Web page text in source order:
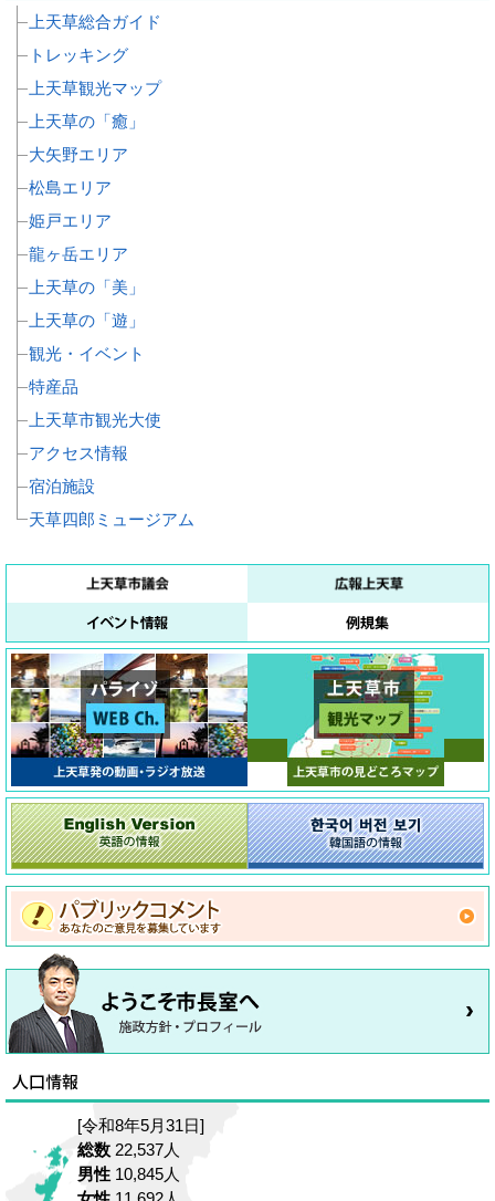
上天草総合ガイド
トレッキング
上天草観光マップ
上天草の「癒」
大矢野エリア
松島エリア
姫戸エリア
龍ヶ岳エリア
上天草の「美」
上天草の「遊」
観光・イベント
特産品
上天草市観光大使
アクセス情報
宿泊施設
天草四郎ミュージアム
[令和8年5月31日]
総数 22,537人
男性 10,845人